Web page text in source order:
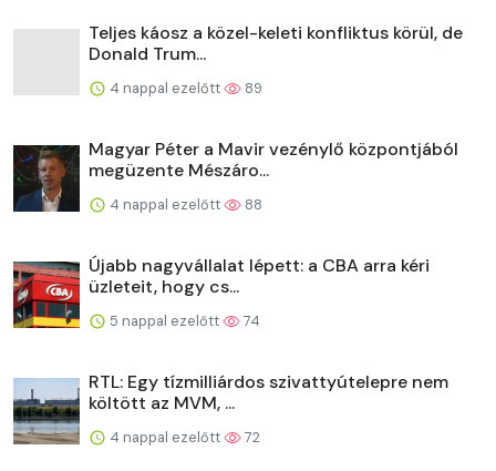
Teljes káosz a közel-keleti konfliktus körül, de
Donald Trum...
4 nappal ezelőtt 89
Magyar Péter a Mavir vezénylő központjából
megüzente Mészáro...
4 nappal ezelőtt 88
Újabb nagyvállalat lépett: a CBA arra kéri
üzleteit, hogy cs...
5 nappal ezelőtt 74
RTL: Egy tízmilliárdos szivattyútelepre nem
költött az MVM, ...
4 nappal ezelőtt 72